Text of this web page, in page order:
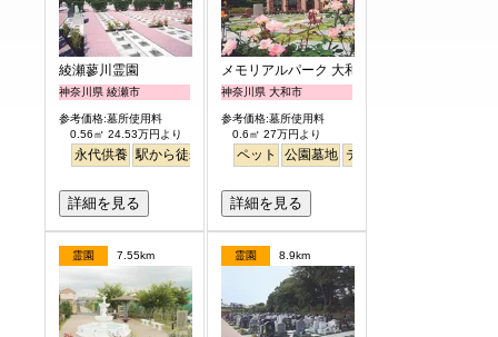
綾瀬蓼川霊園
神奈川県 綾瀬市
参考価格:墓所使用料
0.56㎡ 24.53万円より
永代供養 駅から徒歩 明るい
詳細を見る
メモリアルパーク 大和墓苑 ふれあいの郷
神奈川県 大和市
参考価格:墓所使用料
0.6㎡ 27万円より
ペット 公園墓地 テラス
詳細を見る
霊園 7.55km 霊園 8.9km